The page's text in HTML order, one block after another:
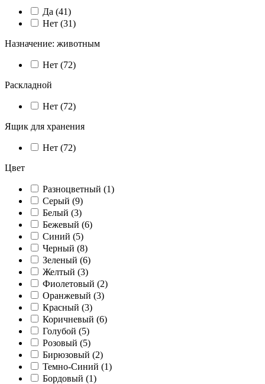
Да (41)
Нет (31)
Назначение: животным
Нет (72)
Раскладной
Нет (72)
Ящик для хранения
Нет (72)
Цвет
Разноцветный (1)
Серый (9)
Белый (3)
Бежевый (6)
Синий (5)
Черный (8)
Зеленый (6)
Желтый (3)
Фиолетовый (2)
Оранжевый (3)
Красный (3)
Коричневый (6)
Голубой (5)
Розовый (5)
Бирюзовый (2)
Темно-Синий (1)
Бордовый (1)